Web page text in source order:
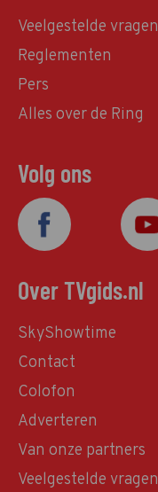
Veelgestelde vragen
Reglementen
Pers
Alles over de Ring
Volg ons
Over TVgids.nl
SkyShowtime
Contact
Colofon
Adverteren
Van onze partners
Veelgestelde vragen